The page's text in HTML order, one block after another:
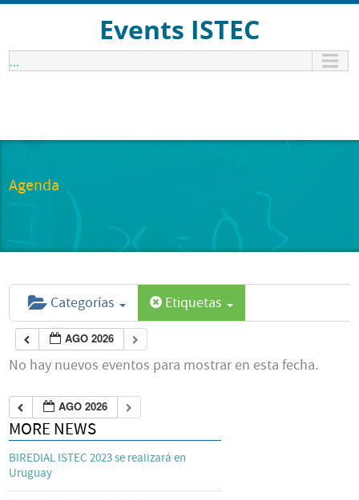
Events ISTEC
...
Agenda
Categorías Etiquetas
AGO 2026
No hay nuevos eventos para mostrar en esta fecha.
AGO 2026
MORE NEWS
BIREDIAL ISTEC 2023 se realizará en
Uruguay